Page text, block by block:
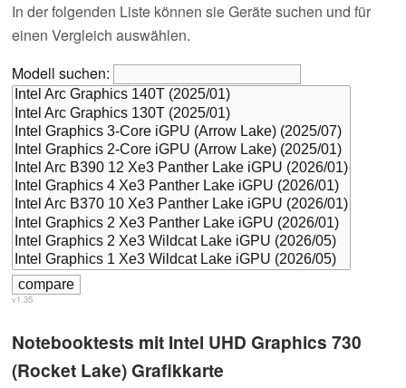
In der folgenden Liste können sie Geräte suchen und für
einen Vergleich auswählen.
Modell suchen:
v1.35
Notebooktests mit Intel UHD Graphics 730
(Rocket Lake) Grafikkarte